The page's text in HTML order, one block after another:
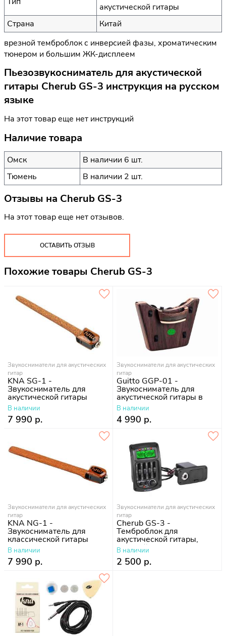
акустической гитары
Страна
Китай
врезной темброблок с инверсией фазы, хроматическим
тюнером и большим ЖК-дисплеем
Пьезозвукосниматель для акустической
гитары Cherub GS-3 инструкция на русском
языке
На этот товар еще нет инструкций
Наличие товара
Омск
В наличии 6 шт.
Тюмень
В наличии 2 шт.
Отзывы на Cherub GS-3
На этот товар еще нет отзывов.
ОСТАВИТЬ ОТЗЫВ
Похожие товары Cherub GS-3
Звукосниматели для акустических
гитар
KNA SG-1 -
Звукосниматель для
акустической гитары
В наличии
7 990 р.
Звукосниматели для акустических
гитар
Guitto GGP-01 -
Звукосниматель для
акустической гитары в
резонаторное отверстие
В наличии
4 990 р.
Звукосниматели для акустических
гитар
KNA NG-1 -
Звукосниматель для
классической гитары
В наличии
7 990 р.
Звукосниматели для акустических
гитар
Cherub GS-3 -
Темброблок для
акустической гитары,
врезной
В наличии
2 500 р.